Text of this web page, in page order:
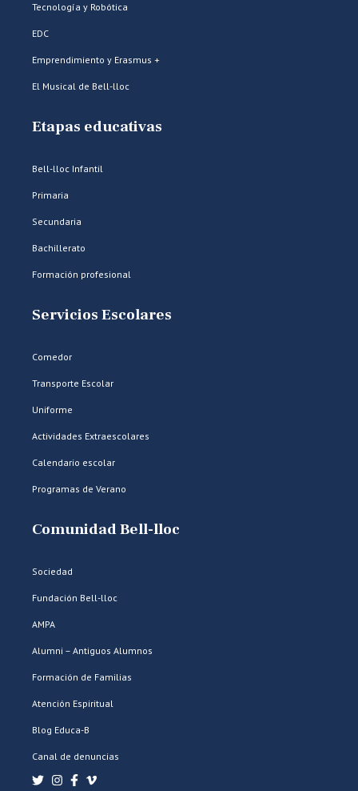
Tecnología y Robótica
EDC
Emprendimiento y Erasmus +
El Musical de Bell-lloc
Etapas educativas
Bell-lloc Infantil
Primaria
Secundaria
Bachillerato
Formación profesional
Servicios Escolares
Comedor
Transporte Escolar
Uniforme
Actividades Extraescolares
Calendario escolar
Programas de Verano
Comunidad Bell-lloc
Sociedad
Fundación Bell-lloc
AMPA
Alumni – Antiguos Alumnos
Formación de Familias
Atención Espiritual
Blog Educa-B
Canal de denuncias